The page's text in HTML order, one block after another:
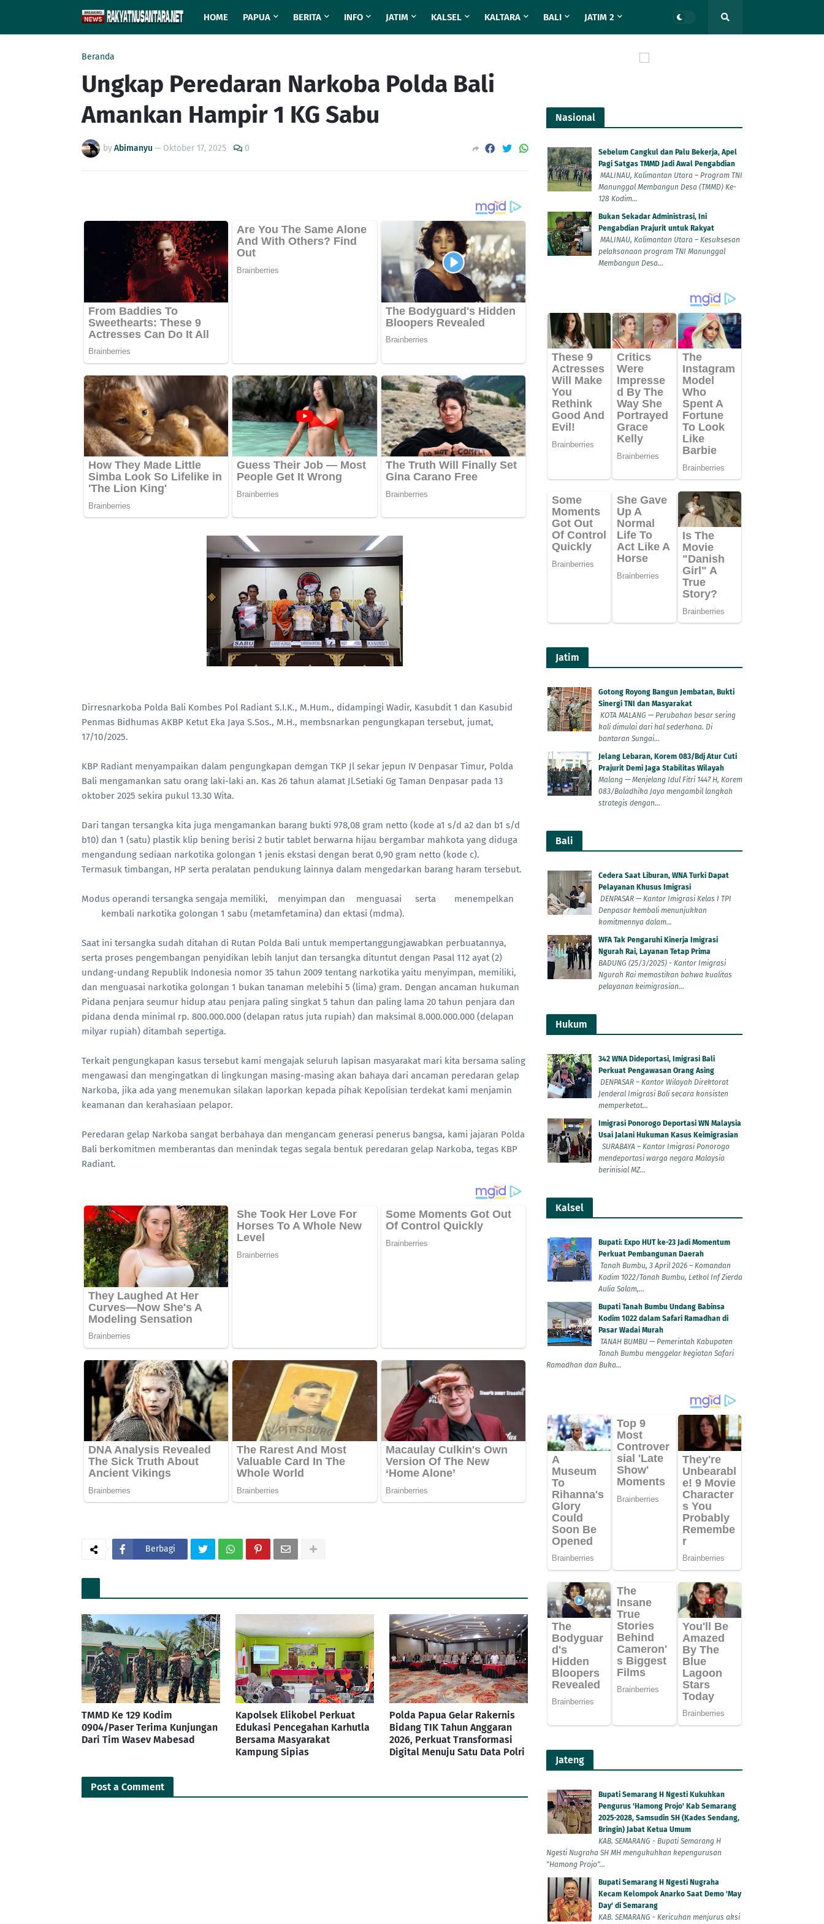
HOME PAPUA BERITA INFO JATIM KALSEL KALTARA BALI JATIM 2
Beranda
Ungkap Peredaran Narkoba Polda Bali
Amankan Hampir 1 KG Sabu
byAbimanyu — Oktober 17, 2025 0
Dirresnarkoba Polda Bali Kombes Pol Radiant S.I.K., M.Hum., didampingi Wadir, Kasubdit 1 dan Kasubid
Penmas Bidhumas AKBP Ketut Eka Jaya S.Sos., M.H., membsnarkan pengungkapan tersebut, jumat,
17/10/2025.
KBP Radiant menyampaikan dalam pengungkapan demgan TKP Jl sekar jepun IV Denpasar Timur, Polda
Bali mengamankan satu orang laki-laki an. Kas 26 tahun alamat Jl.Setiaki Gg Taman Denpasar pada 13
oktober 2025 sekira pukul 13.30 Wita.
Dari tangan tersangka kita juga mengamankan barang bukti 978,08 gram netto (kode a1 s/d a2 dan b1 s/d
b10) dan 1 (satu) plastik klip bening berisi 2 butir tablet berwarna hijau bergambar mahkota yang diduga
mengandung sediaan narkotika golongan 1 jenis ekstasi dengan berat 0,90 gram netto (kode c).
Termasuk timbangan, HP serta peralatan pendukung lainnya dalam mengedarkan barang haram tersebut.
Modus operandi tersangka sengaja memiliki, menyimpan dan menguasai serta
menempelkan
kembali narkotika golongan 1 sabu (metamfetamina) dan ektasi (mdma).
Saat ini tersangka sudah ditahan di Rutan Polda Bali untuk mempertanggungjawabkan perbuatannya,
serta proses pengembangan penyidikan lebih lanjut dan tersangka dituntut dengan Pasal 112 ayat (2)
undang-undang Republik Indonesia nomor 35 tahun 2009 tentang narkotika yaitu menyimpan, memiliki,
dan menguasai narkotika golongan 1 bukan tanaman melebihi 5 (lima) gram. Dengan ancaman hukuman
Pidana penjara seumur hidup atau penjara paling singkat 5 tahun dan paling lama 20 tahun penjara dan
pidana denda minimal rp. 800.000.000 (delapan ratus juta rupiah) dan maksimal 8.000.000.000 (delapan
milyar rupiah) ditambah sepertiga.
Terkait pengungkapan kasus tersebut kami mengajak seluruh lapisan masyarakat mari kita bersama saling
mengawasi dan mengingatkan di lingkungan masing-masing akan bahaya dari ancaman peredaran gelap
Narkoba, jika ada yang menemukan silakan laporkan kepada pihak Kepolisian terdekat kami menjamin
keamanan dan kerahasiaan pelapor.
Peredaran gelap Narkoba sangat berbahaya dan mengancam generasi penerus bangsa, kami jajaran Polda
Bali berkomitmen memberantas dan menindak tegas segala bentuk peredaran gelap Narkoba, tegas KBP
Radiant.
Berbagi
TMMD Ke 129 Kodim
0904/Paser Terima Kunjungan
Dari Tim Wasev Mabesad
Kapolsek Elikobel Perkuat
Edukasi Pencegahan Karhutla
Bersama Masyarakat
Kampung Sipias
Polda Papua Gelar Rakernis
Bidang TIK Tahun Anggaran
2026, Perkuat Transformasi
Digital Menuju Satu Data Polri
Post a Comment
Nasional
Sebelum Cangkul dan Palu Bekerja, Apel
Pagi Satgas TMMD Jadi Awal Pengabdian
MALINAU, Kalimantan Utara – Program TNI
Manunggal Membangun Desa (TMMD) Ke-
128 Kodim...
Bukan Sekadar Administrasi, Ini
Pengabdian Prajurit untuk Rakyat
MALINAU, Kalimantan Utara – Kesuksesan
pelaksanaan program TNI Manunggal
Membangun Desa...
Jatim
Gotong Royong Bangun Jembatan, Bukti
Sinergi TNI dan Masyarakat
KOTA MALANG — Perubahan besar sering
kali dimulai dari hal sederhana. Di
bantaran Sungai...
Jelang Lebaran, Korem 083/Bdj Atur Cuti
Prajurit Demi Jaga Stabilitas Wilayah
Malang — Menjelang Idul Fitri 1447 H, Korem
083/Baladhika Jaya mengambil langkah
strategis dengan...
Bali
Cedera Saat Liburan, WNA Turki Dapat
Pelayanan Khusus Imigrasi
DENPASAR — Kantor Imigrasi Kelas I TPI
Denpasar kembali menunjukkan
komitmennya dalam...
WFA Tak Pengaruhi Kinerja Imigrasi
Ngurah Rai, Layanan Tetap Prima
BADUNG (25/3/2025) - Kantor Imigrasi
Ngurah Rai memastikan bahwa kualitas
pelayanan keimigrasian...
Hukum
342 WNA Dideportasi, Imigrasi Bali
Perkuat Pengawasan Orang Asing
DENPASAR – Kantor Wilayah Direktorat
Jenderal Imigrasi Bali secara konsisten
memperketat...
Imigrasi Ponorogo Deportasi WN Malaysia
Usai Jalani Hukuman Kasus Keimigrasian
SURABAYA – Kantor Imigrasi Ponorogo
mendeportasi warga negara Malaysia
berinisial MZ...
Kalsel
Bupati: Expo HUT ke-23 Jadi Momentum
Perkuat Pembangunan Daerah
Tanah Bumbu, 3 April 2026 – Komandan
Kodim 1022/Tanah Bumbu, Letkol Inf Zierda
Aulia Salam,...
Bupati Tanah Bumbu Undang Babinsa
Kodim 1022 dalam Safari Ramadhan di
Pasar Wadai Murah
TANAH BUMBU — Pemerintah Kabupaten
Tanah Bumbu menggelar kegiatan Safari
Ramadhan dan Buka...
Jateng
Bupati Semarang H Ngesti Kukuhkan
Pengurus 'Hamong Projo' Kab Semarang
2025-2028, Samsudin SH (Kades Sendang,
Bringin) Jabat Ketua Umum
KAB. SEMARANG - Bupati Semarang H
Ngesti Nugraha SH MH mengukuhkan kepengurusan
"Hamong Projo"...
Bupati Semarang H Ngesti Nugraha
Kecam Kelompok Anarko Saat Demo 'May
Day' di Semarang
KAB. SEMARANG - Kericuhan menjurus aksi